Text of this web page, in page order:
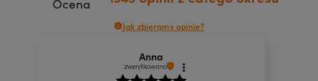
Ocena
Jak zbieramy opinie?
Anna
zweryfikowano